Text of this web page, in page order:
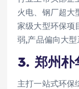
火电、钢厂超大
家级大型环保项
弱,产品偏向大型
3. 郑州朴
主打一站式环保